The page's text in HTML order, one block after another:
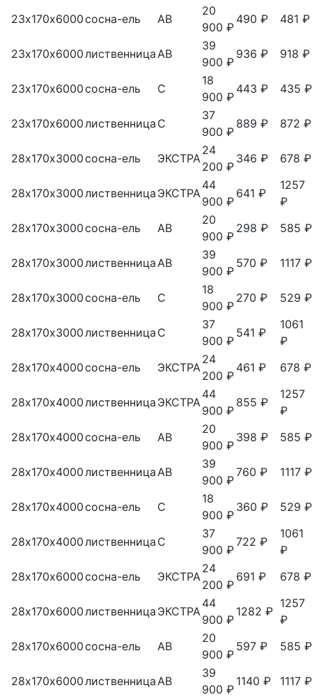
23х170х6000сосна-ель АВ
20
900 ₽
490 ₽ 481 ₽
23х170х6000лиственница АВ
39
900 ₽
936 ₽ 918 ₽
23х170х6000сосна-ель С
18
900 ₽
443 ₽ 435 ₽
23х170х6000лиственница С
37
900 ₽
889 ₽ 872 ₽
28х170х3000сосна-ель ЭКСТРА
24
200 ₽
346 ₽ 678 ₽
28х170х3000лиственница ЭКСТРА
44
900 ₽
641 ₽
1257
₽
28х170х3000сосна-ель АВ
20
900 ₽
298 ₽ 585 ₽
28х170х3000лиственница АВ
39
900 ₽
570 ₽ 1117 ₽
28х170х3000сосна-ель С
18
900 ₽
270 ₽ 529 ₽
28х170х3000лиственница С
37
900 ₽
541 ₽
1061
₽
28х170х4000сосна-ель ЭКСТРА
24
200 ₽
461 ₽ 678 ₽
28х170х4000лиственница ЭКСТРА
44
900 ₽
855 ₽
1257
₽
28х170х4000сосна-ель АВ
20
900 ₽
398 ₽ 585 ₽
28х170х4000лиственница АВ
39
900 ₽
760 ₽ 1117 ₽
28х170х4000сосна-ель С
18
900 ₽
360 ₽ 529 ₽
28х170х4000лиственница С
37
900 ₽
722 ₽
1061
₽
28х170х6000сосна-ель ЭКСТРА
24
200 ₽
691 ₽ 678 ₽
28х170х6000лиственница ЭКСТРА
44
900 ₽
1282 ₽
1257
₽
28х170х6000сосна-ель АВ
20
900 ₽
597 ₽ 585 ₽
28х170х6000лиственница АВ
39
900 ₽
1140 ₽ 1117 ₽